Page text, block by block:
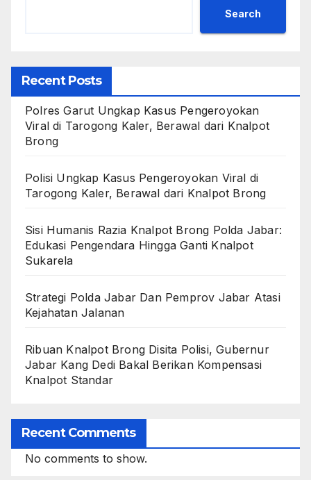
Search
Recent Posts
Polres Garut Ungkap Kasus Pengeroyokan
Viral di Tarogong Kaler, Berawal dari Knalpot
Brong
Polisi Ungkap Kasus Pengeroyokan Viral di
Tarogong Kaler, Berawal dari Knalpot Brong
Sisi Humanis Razia Knalpot Brong Polda Jabar:
Edukasi Pengendara Hingga Ganti Knalpot
Sukarela
Strategi Polda Jabar Dan Pemprov Jabar Atasi
Kejahatan Jalanan
Ribuan Knalpot Brong Disita Polisi, Gubernur
Jabar Kang Dedi Bakal Berikan Kompensasi
Knalpot Standar
Recent Comments
No comments to show.